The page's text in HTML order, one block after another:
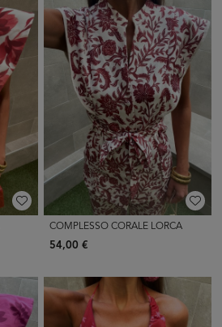
COMPLESSO CORALE LORCA
54,00 €